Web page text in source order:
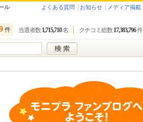
ル よくある質問 お知らせ メディア掲載
件 当選者数 1,715,710名 クチコミ総数 17,383,796件